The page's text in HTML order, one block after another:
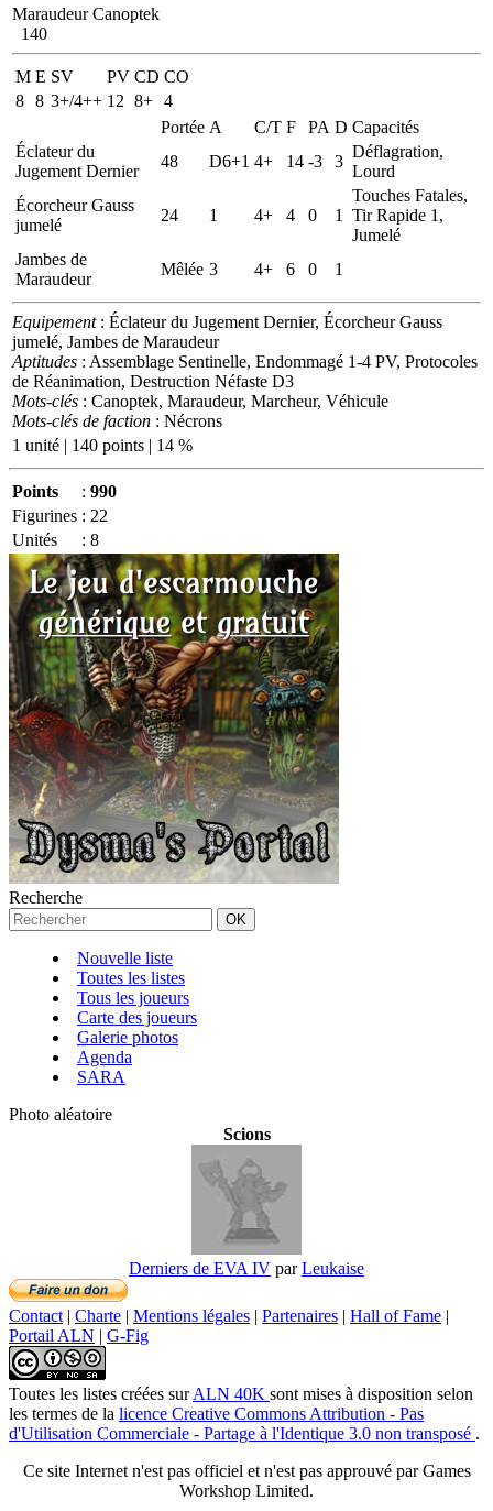
Maraudeur Canoptek
140
M E SV PV CD CO
8 8 3+/4++ 12 8+ 4
Portée A C/T F PA D Capacités
Éclateur du
Jugement Dernier
48 D6+1 4+ 14 -3 3
Déflagration,
Lourd
Écorcheur Gauss
jumelé
24 1 4+ 4 0 1
Touches Fatales,
Tir Rapide 1,
Jumelé
Jambes de
Maraudeur
Mêlée 3 4+ 6 0 1
Equipement: Éclateur du Jugement Dernier, Écorcheur Gauss
jumelé, Jambes de Maraudeur
Aptitudes : Assemblage Sentinelle, Endommagé 1-4 PV, Protocoles
de Réanimation, Destruction Néfaste D3
Mots-clés : Canoptek, Maraudeur, Marcheur, Véhicule
Mots-clés de faction : Nécrons
1 unité | 140 points | 14 %
Points : 990
Figurines : 22
Unités
: 8
Recherche
Nouvelle liste
Toutes les listes
Tous les joueurs
Carte des joueurs
Galerie photos
Agenda
SARA
Photo aléatoire
Scions
Derniers de EVA IV parLeukaise
Contact | Charte | Mentions légales | Partenaires | Hall of Fame |
Portail ALN | G-Fig
Toutes les listes créées surALN 40K sont mises à disposition selon
les termes de la licence Creative Commons Attribution - Pas
d'Utilisation Commerciale - Partage à l'Identique 3.0 non transposé .
Ce site Internet n'est pas officiel et n'est pas approuvé par Games
Workshop Limited.